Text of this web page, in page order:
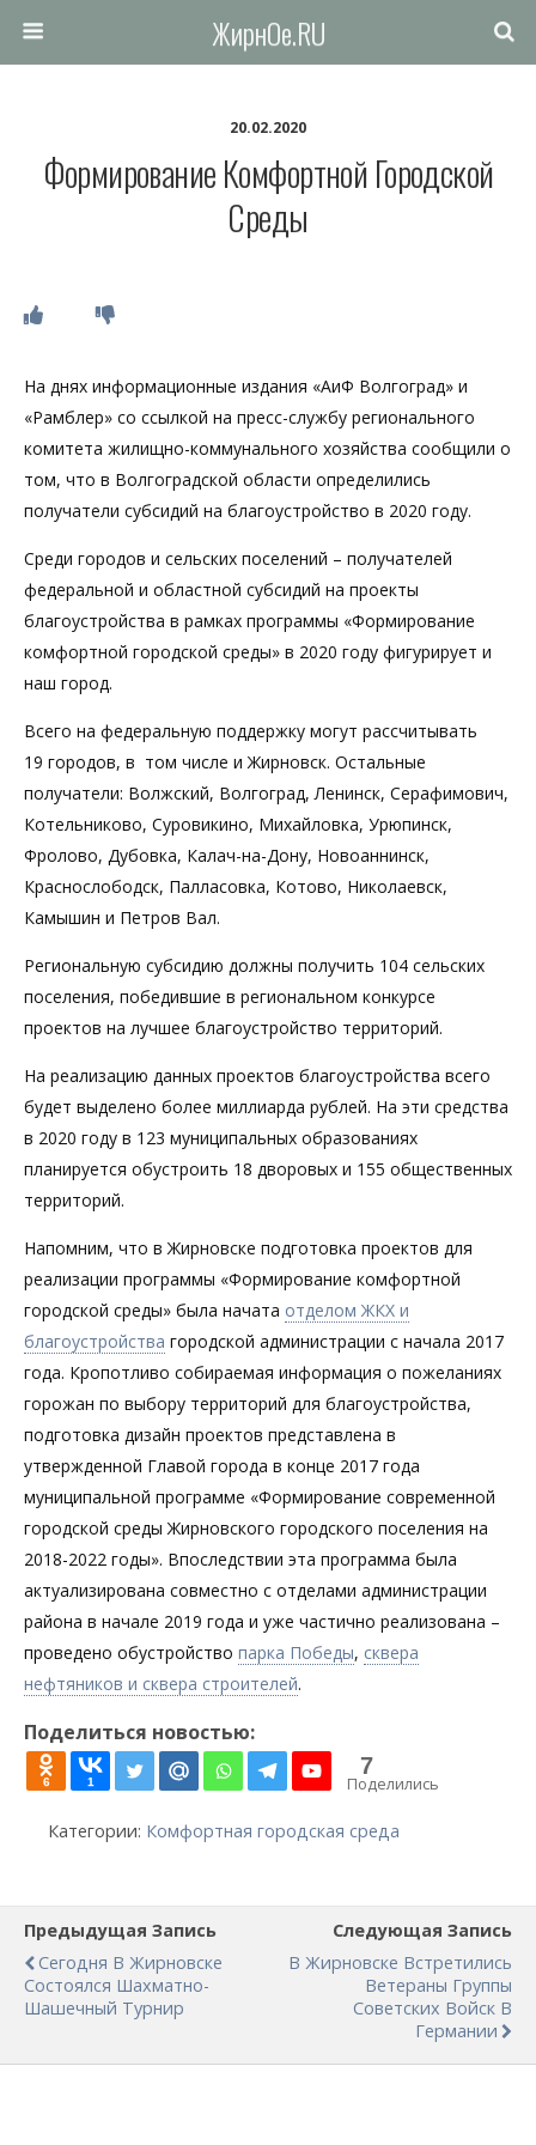
ЖирнОе.RU
20.02.2020
Формирование Комфортной Городской
Среды
На днях информационные издания «АиФ Волгоград» и
«Рамблер» со ссылкой на пресс-службу регионального
комитета жилищно-коммунального хозяйства сообщили о
том, что в Волгоградской области определились
получатели субсидий на благоустройство в 2020 году.
Среди городов и сельских поселений – получателей
федеральной и областной субсидий на проекты
благоустройства в рамках программы «Формирование
комфортной городской среды» в 2020 году фигурирует и
наш город.
Всего на федеральную поддержку могут рассчитывать
19 городов, в том числе и Жирновск. Остальные
получатели: Волжский, Волгоград, Ленинск, Серафимович,
Котельниково, Суровикино, Михайловка, Урюпинск,
Фролово, Дубовка, Калач-на-Дону, Новоаннинск,
Краснослободск, Палласовка, Котово, Николаевск,
Камышин и Петров Вал.
Региональную субсидию должны получить 104 сельских
поселения, победившие в региональном конкурсе
проектов на лучшее благоустройство территорий.
На реализацию данных проектов благоустройства всего
будет выделено более миллиарда рублей. На эти средства
в 2020 году в 123 муниципальных образованиях
планируется обустроить 18 дворовых и 155 общественных
территорий.
Напомним, что в Жирновске подготовка проектов для
реализации программы «Формирование комфортной
городской среды» была начата отделом ЖКХ и
благоустройства городской администрации с начала 2017
года. Кропотливо собираемая информация о пожеланиях
горожан по выбору территорий для благоустройства,
подготовка дизайн проектов представлена в
утвержденной Главой города в конце 2017 года
муниципальной программе «Формирование современной
городской среды Жирновского городского поселения на
2018-2022 годы». Впоследствии эта программа была
актуализирована совместно с отделами администрации
района в начале 2019 года и уже частично реализована –
проведено обустройство парка Победы, сквера
нефтяников и сквера строителей.
Поделиться новостью:
6 1
7
Поделились
Категории: Комфортная городская среда
Предыдущая Запись
Сегодня В Жирновске
Состоялся Шахматно-
Шашечный Турнир
Следующая Запись
В Жирновске Встретились
Ветераны Группы
Советских Войск В
Германии